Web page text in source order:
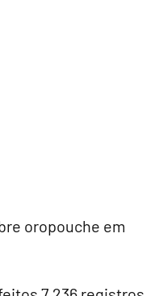
oropouche em